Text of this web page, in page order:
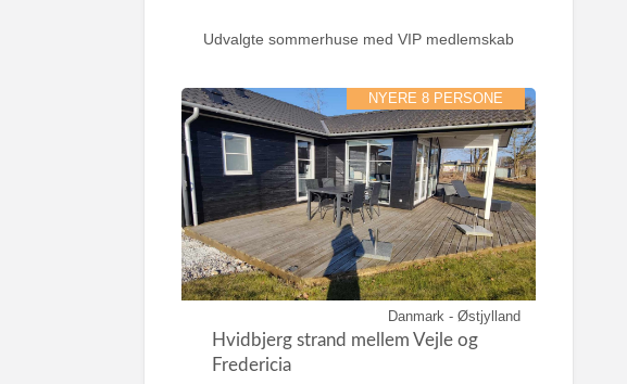
Udvalgte sommerhuse med VIP medlemskab
NYERE 8 PERSONE
Danmark - Østjylland
Hvidbjerg strand mellem Vejle og
Fredericia